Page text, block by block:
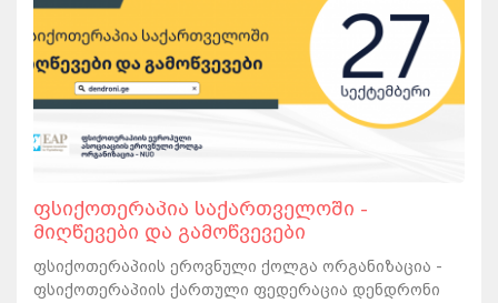
ფსიქოთერაპია საქართველოში -
მიღწევები და გამოწვევები
ფსიქოთერაპიის ეროვნული ქოლგა ორგანიზაცია -
ფსიქოთერაპიის ქართული ფედერაცია დენდრონი